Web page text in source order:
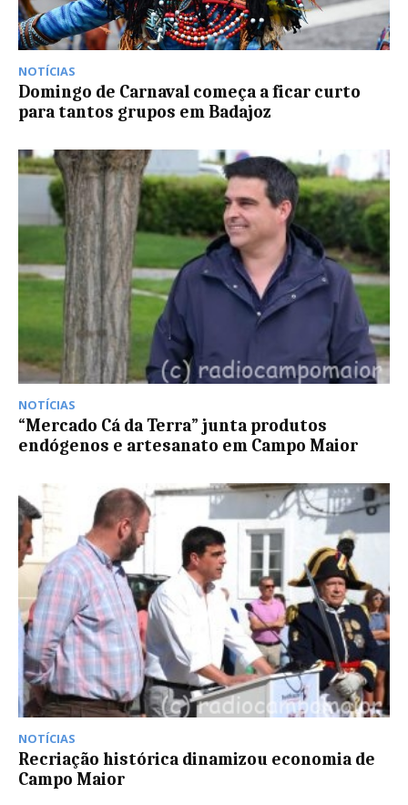
NOTÍCIAS
Domingo de Carnaval começa a ficar curto
para tantos grupos em Badajoz
NOTÍCIAS
“Mercado Cá da Terra” junta produtos
endógenos e artesanato em Campo Maior
NOTÍCIAS
Recriação histórica dinamizou economia de
Campo Maior